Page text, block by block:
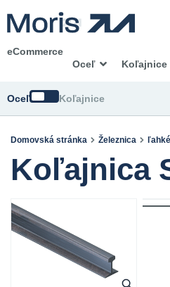
eCommerce
Oceľ
Koľajnice
OceľZmeniťKoľajnice
Domovská stránka Železnica
Koľajnica